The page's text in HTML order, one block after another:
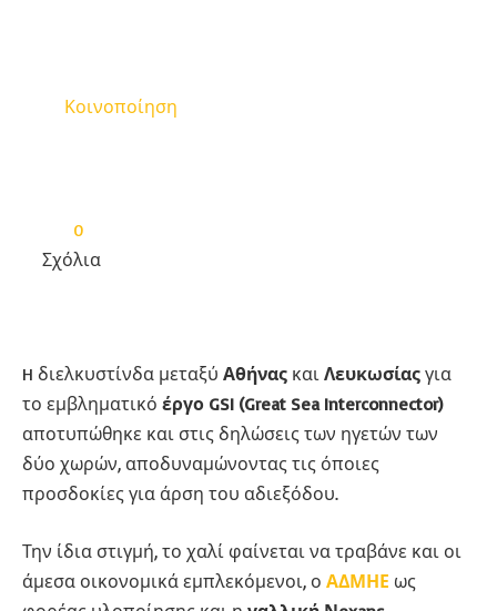
Κοινοποίηση
0
Σχόλια
H διελκυστίνδα μεταξύ Αθήνας και Λευκωσίας για
το εμβληματικό έργο GSI (Great Sea Interconnector)
αποτυπώθηκε και στις δηλώσεις των ηγετών των
δύο χωρών, αποδυναμώνοντας τις όποιες
προσδοκίες για άρση του αδιεξόδου.
Την ίδια στιγμή, το χαλί φαίνεται να τραβάνε και οι
άμεσα οικονομικά εμπλεκόμενοι, ο ΑΔΜΗΕ ως